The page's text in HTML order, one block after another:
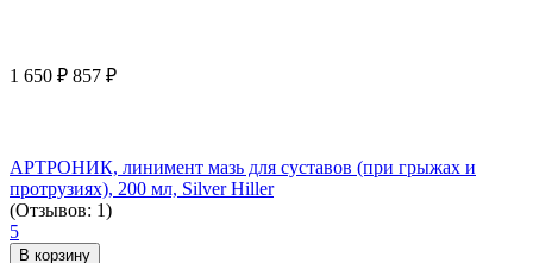
1 650 ₽ 857 ₽
АРТРОНИК, линимент мазь для суставов (при грыжах и
протрузиях), 200 мл, Silver Hiller
(Отзывов: 1)
5
В корзину